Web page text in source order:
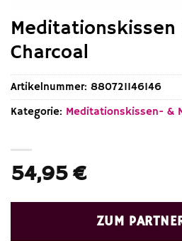
Meditationskissen
Charcoal
54,95€
ZUM
Artikelnummer: 880721146146
Kategorie: Meditationskissen- &